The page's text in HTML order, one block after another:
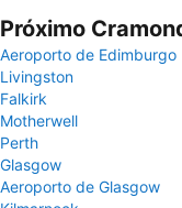
Próximo
Aeroporto de Edimburgo
Livingston
Falkirk
Motherwell
Perth
Glasgow
Aeroporto de Glasgow